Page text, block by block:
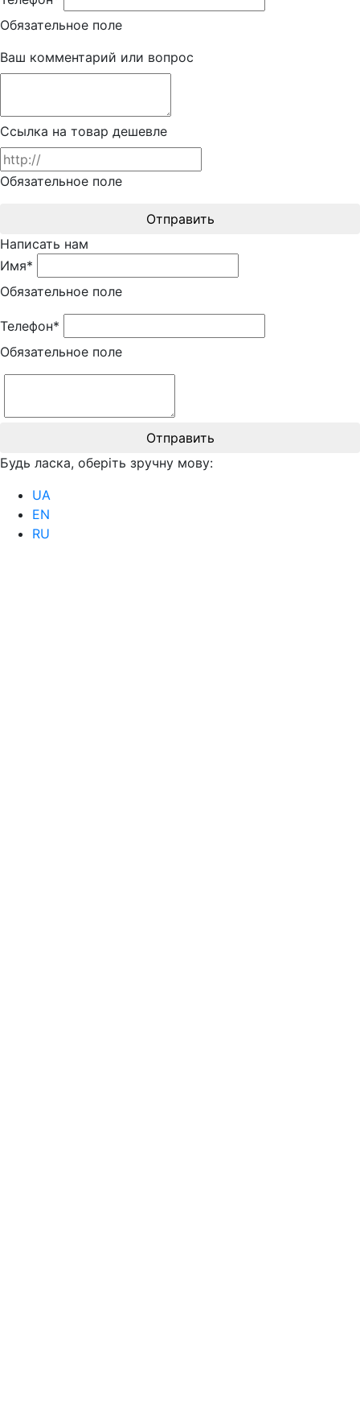
Обязательное поле
Ваш комментарий или вопрос
Ссылка на товар дешевле
Обязательное поле
Отправить
Написать нам
Имя*
Обязательное поле
Телефон*
Обязательное поле
Отправить
Будь ласка, оберіть зручну мову:
UA
EN
RU